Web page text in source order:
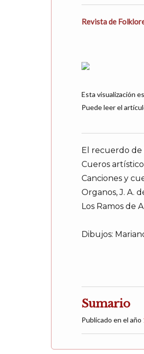
Revista de
Esta visualización
Puede leer el
El recuerdo de
Cueros
Canciones y
Organos, J. A.
Los Ramos de
Dibujos:
Sumario
Publicado en el año